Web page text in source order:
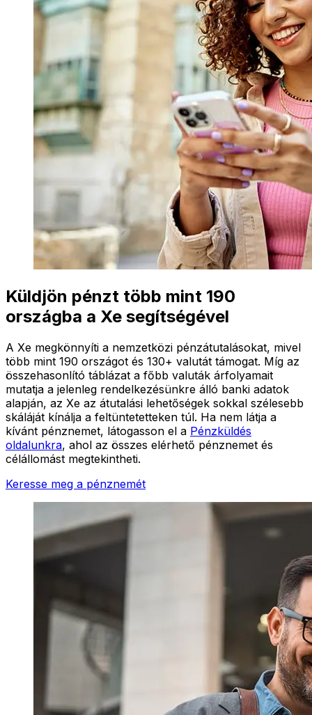
Küldjön pénzt több mint 190
országba a Xe segítségével
A Xe megkönnyíti a nemzetközi pénzátutalásokat, mivel
több mint 190 országot és 130+ valutát támogat. Míg az
összehasonlító táblázat a főbb valuták árfolyamait
mutatja a jelenleg rendelkezésünkre álló banki adatok
alapján, az Xe az átutalási lehetőségek sokkal szélesebb
skáláját kínálja a feltüntetetteken túl. Ha nem látja a
kívánt pénznemet, látogasson el a Pénzküldés
oldalunkra, ahol az összes elérhető pénznemet és
célállomást megtekintheti.
Keresse meg a pénznemét